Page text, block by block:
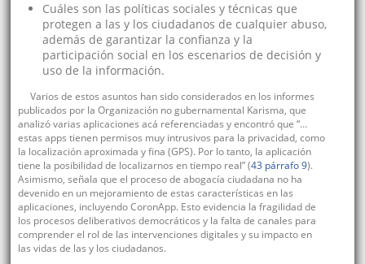
Cuáles son las políticas sociales y técnicas que
protegen a las y los ciudadanos de cualquier abuso,
además de garantizar la confianza y la
participación social en los escenarios de decisión y
uso de la información.
Varios de estos asuntos han sido considerados en los informes
publicados por la Organización no gubernamental Karisma, que
analizó varias aplicaciones acá referenciadas y encontró que “…
estas apps tienen permisos muy intrusivos para la privacidad, como
la localización aproximada y fina (GPS). Por lo tanto, la aplicación
tiene la posibilidad de localizarnos en tiempo real” (43 párrafo 9).
Asimismo, señala que el proceso de abogacía ciudadana no ha
devenido en un mejoramiento de estas características en las
aplicaciones, incluyendo CoronApp. Esto evidencia la fragilidad de
los procesos deliberativos democráticos y la falta de canales para
comprender el rol de las intervenciones digitales y su impacto en
las vidas de las y los ciudadanos.